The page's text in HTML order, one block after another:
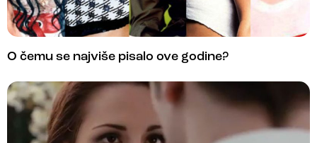
O čemu se najviše pisalo ove godine?